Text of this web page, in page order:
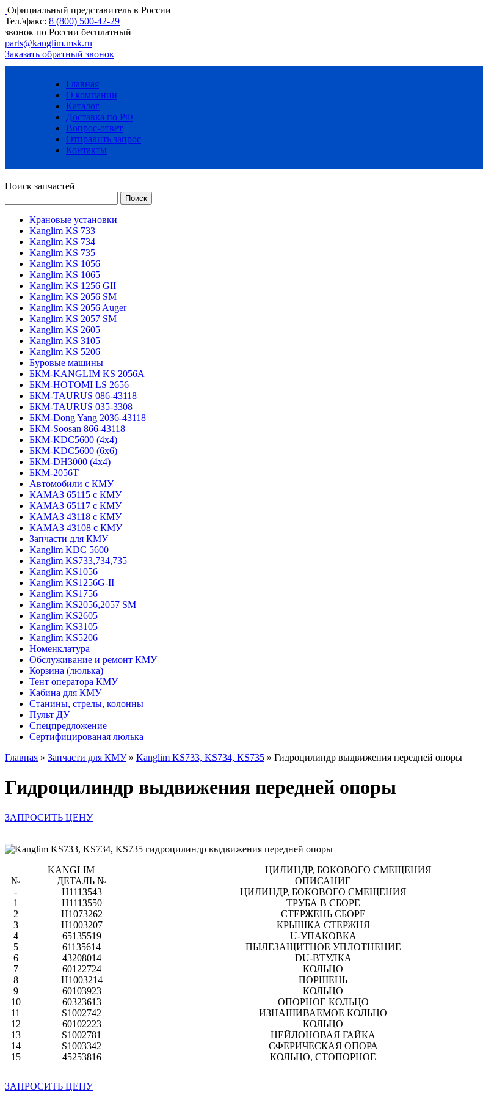
Официальный представитель в России
Тел.\факс: 8 (800) 500-42-29
звонок по России бесплатный
parts@kanglim.msk.ru
Заказать обратный звонок
Главная
О компании
Каталог
Доставка по РФ
Вопрос-ответ
Отправить запрос
Контакты
Поиск запчастей
Крановые установки
Kanglim KS 733
Kanglim KS 734
Kanglim KS 735
Kanglim KS 1056
Kanglim KS 1065
Kanglim KS 1256 GII
Kanglim KS 2056 SM
Kanglim KS 2056 Auger
Kanglim KS 2057 SM
Kanglim KS 2605
Kanglim KS 3105
Kanglim KS 5206
Буровые машины
БКМ-KANGLIM KS 2056A
БКМ-HOTOMI LS 2656
БКМ-TAURUS 086-43118
БКМ-TAURUS 035-3308
БКМ-Dong Yang 2036-43118
БКМ-Soosan 866-43118
БКМ-KDC5600 (4x4)
БКМ-KDC5600 (6x6)
БКМ-DH3000 (4x4)
БКМ-2056Т
Автомобили с КМУ
КАМАЗ 65115 с КМУ
КАМАЗ 65117 с КМУ
КАМАЗ 43118 с КМУ
КАМАЗ 43108 с КМУ
Запчасти для КМУ
Kanglim KDC 5600
Kanglim KS733,734,735
Kanglim KS1056
Kanglim KS1256G-II
Kanglim KS1756
Kanglim KS2056,2057 SM
Kanglim KS2605
Kanglim KS3105
Kanglim KS5206
Номенклатура
Обслуживание и ремонт КМУ
Корзина (люлька)
Тент оператора КМУ
Кабина для КМУ
Станины, стрелы, колонны
Пульт ДУ
Спецпредложение
Сертифицированая люлька
Главная » Запчасти для КМУ» Kanglim KS733, KS734, KS735 » Гидроцилиндр выдвижения передней опоры
Гидроцилиндр выдвижения передней опоры
ЗАПРОСИТЬ ЦЕНУ
KANGLIM ЦИЛИНДР, БОКОВОГО СМЕЩЕНИЯ
№
ДЕТАЛЬ № ОПИСАНИЕ
-
H1113543 ЦИЛИНДР, БОКОВОГО СМЕЩЕНИЯ
1
H1113550 ТРУБА В СБОРЕ
2
H1073262 СТЕРЖЕНЬ СБОРЕ
3
H1003207 КРЫШКА СТЕРЖНЯ
4
65135519 U-УПАКОВКА
5
61135614 ПЫЛЕЗАЩИТНОЕ УПЛОТНЕНИЕ
6
43208014 DU-ВТУЛКА
7
60122724 КОЛЬЦО
8
H1003214 ПОРШЕНЬ
9
60103923 КОЛЬЦО
10
60323613 ОПОРНОЕ КОЛЬЦО
11
S1002742 ИЗНАШИВАЕМОЕ КОЛЬЦО
12
60102223 КОЛЬЦО
13
S1002781 НЕЙЛОНОВАЯ ГАЙКА
14
S1003342 СФЕРИЧЕСКАЯ ОПОРА
15
45253816 КОЛЬЦО, СТОПОРНОЕ
ЗАПРОСИТЬ ЦЕНУ